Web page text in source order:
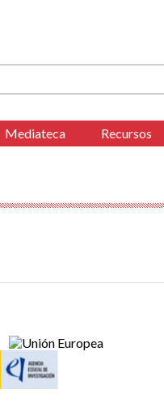
Mediateca Recursos